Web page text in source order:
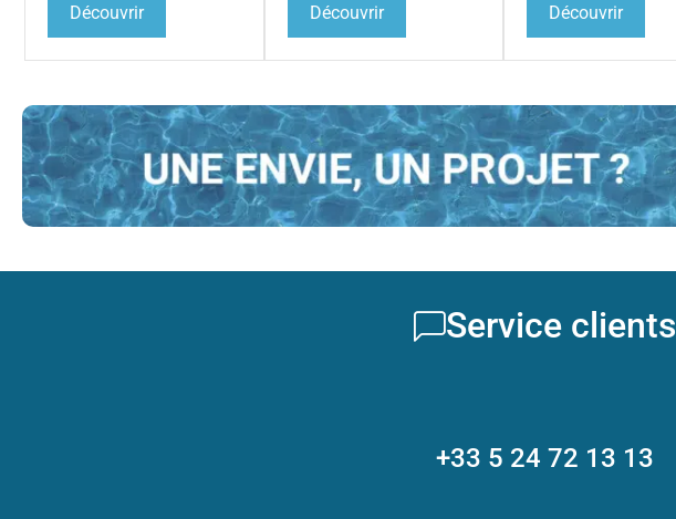
Découvrir Découvrir Découvrir
Service clients
+33 5 24 72 13 13